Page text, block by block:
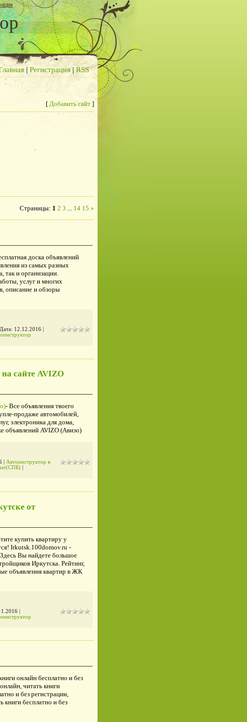
| Регистрация|RSS
[ Добавить сайт]
Страницы: 1 2 3 14 15 »
доска объявлений
из самых разных
так и организации.
услуг и многих
описание и обзоры
12.12.2016|
сайте AVIZO
- Все объявления твоего
продаже автомобилей,
электроника для дома,
объявлений AVIZO (Авизо)
| Автоинструктор в
от
купить квартиру у
Irkutsk.100domov.ru -
Вы найдете большое
Иркутска. Рейтинг,
объявления квартир в ЖК
|
онлайн бесплатно и без
читать книги
и без регистрации,
книги бесплатно и без